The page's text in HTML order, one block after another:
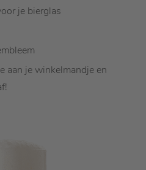
je bierglas
aan je winkelmandje en